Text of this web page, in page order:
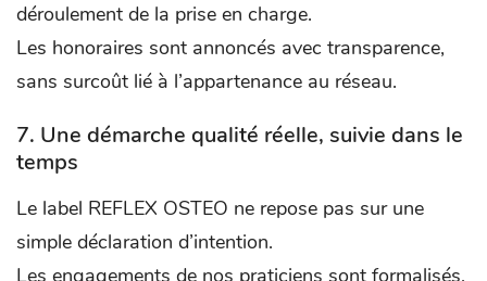
déroulement de la prise en charge.
Les honoraires sont annoncés avec transparence,
sans surcoût lié à l’appartenance au réseau.
7. Une démarche qualité réelle, suivie dans le
temps
Le label REFLEX OSTEO ne repose pas sur une
simple déclaration d’intention.
Les engagements de nos praticiens sont formalisés,